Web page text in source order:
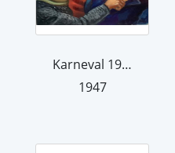
Karneval 1947
1947